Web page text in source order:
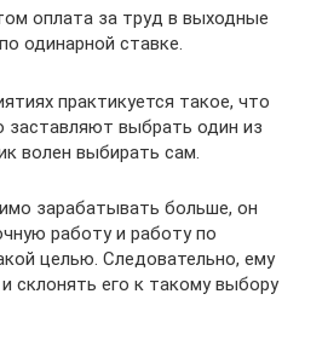
оплата за труд в выходные
одинарной ставке.
практикуется такое, что
заставляют выбрать один из
волен выбирать сам.
зарабатывать больше, он
работу и работу по
целью. Следовательно, ему
склонять его к такому выбору